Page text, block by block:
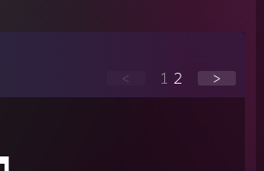
< 1 2 >